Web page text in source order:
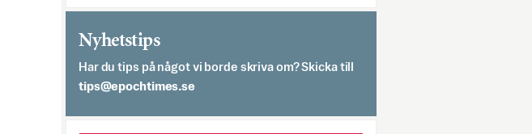
Nyhetstips
Har du tips på något vi borde skriva om? Skicka till
es.semithcope@spit